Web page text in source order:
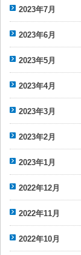
2023年7月
2023年6月
2023年5月
2023年4月
2023年3月
2023年2月
2023年1月
2022年12月
2022年11月
2022年10月